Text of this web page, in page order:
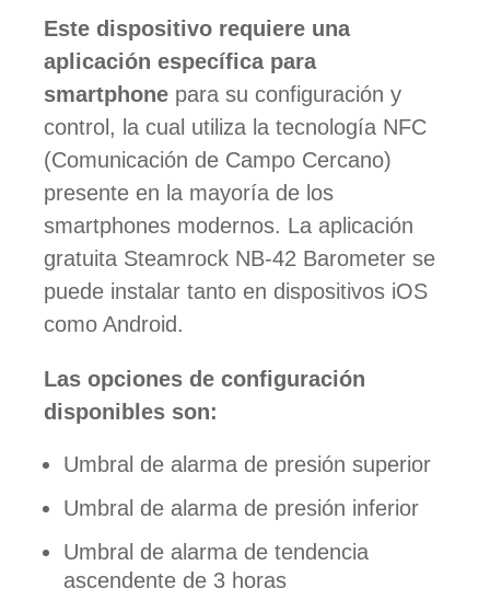
Este dispositivo requiere una
aplicación específica para
smartphone para su configuración y
control, la cual utiliza la tecnología NFC
(Comunicación de Campo Cercano)
presente en la mayoría de los
smartphones modernos. La aplicación
gratuita Steamrock NB-42 Barometer se
puede instalar tanto en dispositivos iOS
como Android.
Las opciones de configuración
disponibles son:
Umbral de alarma de presión superior
Umbral de alarma de presión inferior
Umbral de alarma de tendencia
ascendente de 3 horas